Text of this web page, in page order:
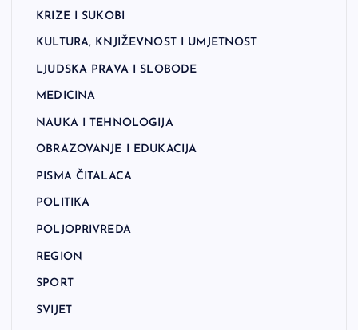
KRIZE I SUKOBI
KULTURA, KNJIŽEVNOST I UMJETNOST
LJUDSKA PRAVA I SLOBODE
MEDICINA
NAUKA I TEHNOLOGIJA
OBRAZOVANJE I EDUKACIJA
PISMA ČITALACA
POLITIKA
POLJOPRIVREDA
REGION
SPORT
SVIJET